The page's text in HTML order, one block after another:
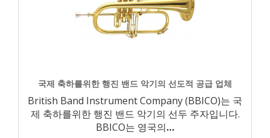
국제 축하를위한 행진 밴드 악기의 선도적 공급 업체
British Band Instrument Company (BBICO)는 국
제 축하를위한 행진 밴드 악기의 선두 주자입니다.
BBICO는 영국의…